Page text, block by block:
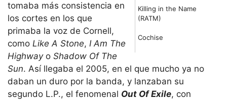
Killing in the Name
(RATM)
Cochise
tomaba más consistencia en
los cortes en los que
primaba la voz de Cornell,
como Like A Stone, I Am The
Highwayo Shadow Of The
Sun. Así llegaba el 2005, en el que mucho ya no
daban un duro por la banda, y lanzaban su
segundo L.P., el fenomenal Out Of Exile, con